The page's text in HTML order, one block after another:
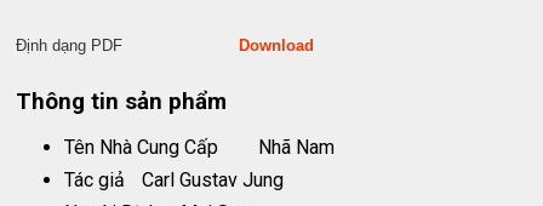
Định dạng PDF Download
Thông tin sản phẩm
Tên Nhà Cung Cấp
Nhã Nam
Tác giả
Carl Gustav Jung